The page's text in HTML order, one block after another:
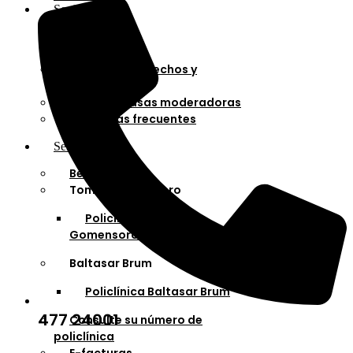
Socios
Cartilla de derechos y
Cuotas y tasas moderadoras
Preguntas frecuentes
Servicios
Bella Unión
Tomás Gomensoro
Policlínica Tomás
Gomensoro
Baltasar Brum
Policlínica Baltasar Brum
Consulte su número de
policlínica
477 24001